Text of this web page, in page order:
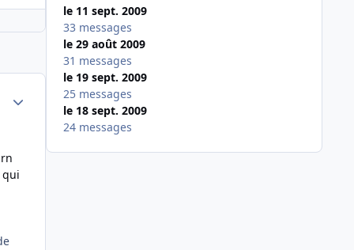
Author stats
le 11 sept. 2009
33 messages
le 29 août 2009
31 messages
le 19 sept. 2009
25 messages
le 18 sept. 2009
24 messages